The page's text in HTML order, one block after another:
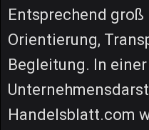
Entsprechend
Orientierung,
Begleitung. In
Handelsblatt.com